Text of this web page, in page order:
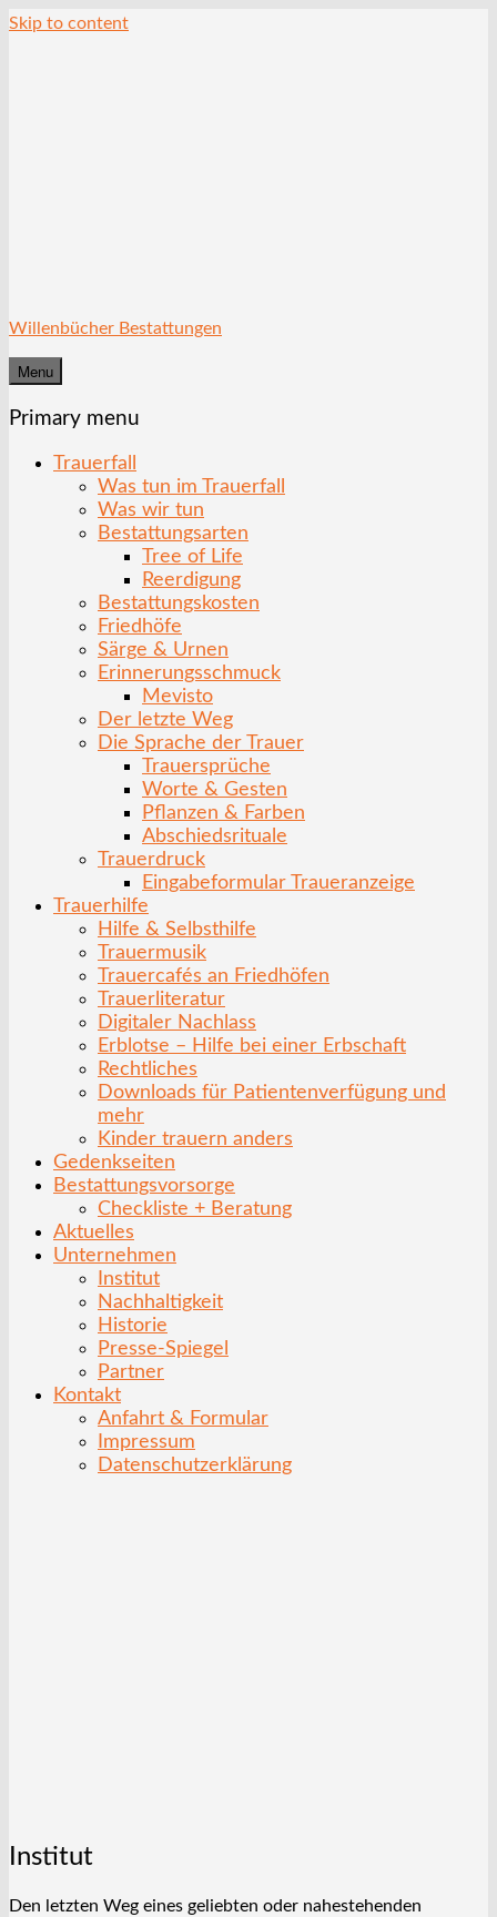
Skip to content
Willenbücher Bestattungen
Menu
Primary menu
Trauerfall
Was tun im Trauerfall
Was wir tun
Bestattungsarten
Tree of Life
Reerdigung
Bestattungskosten
Friedhöfe
Särge & Urnen
Erinnerungsschmuck
Mevisto
Der letzte Weg
Die Sprache der Trauer
Trauersprüche
Worte & Gesten
Pflanzen & Farben
Abschiedsrituale
Trauerdruck
Eingabeformular Traueranzeige
Trauerhilfe
Hilfe & Selbsthilfe
Trauermusik
Trauercafés an Friedhöfen
Trauerliteratur
Digitaler Nachlass
Erblotse – Hilfe bei einer Erbschaft
Rechtliches
Downloads für Patientenverfügung und
mehr
Kinder trauern anders
Gedenkseiten
Bestattungsvorsorge
Checkliste + Beratung
Aktuelles
Unternehmen
Institut
Nachhaltigkeit
Historie
Presse-Spiegel
Partner
Kontakt
Anfahrt & Formular
Impressum
Datenschutzerklärung
Institut
Den letzten Weg eines geliebten oder nahestehenden